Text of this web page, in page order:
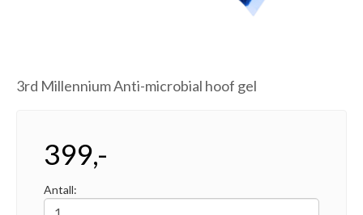
3rd Millennium Anti-microbial hoof gel
399,-
Antall: